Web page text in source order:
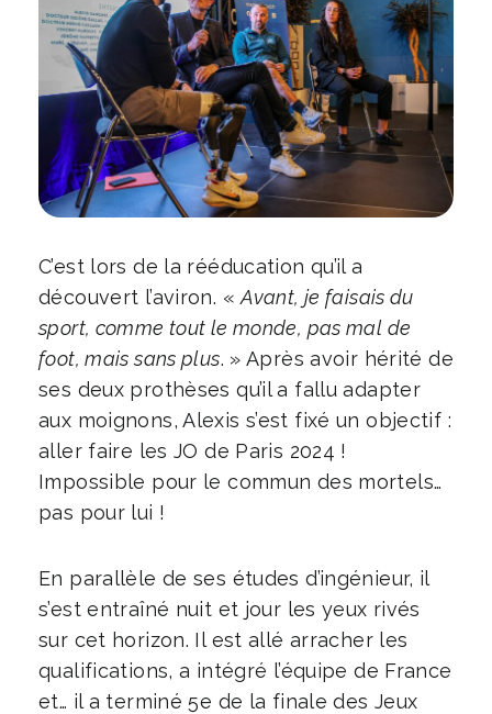
C’est lors de la rééducation qu’il a
découvert l’aviron. «Avant, je faisais du
sport, comme tout le monde, pas mal de
foot, mais sans plus. » Après avoir hérité de
ses deux prothèses qu’il a fallu adapter
aux moignons, Alexis s’est fixé un objectif :
aller faire les JO de Paris 2024 !
Impossible pour le commun des mortels…
pas pour lui !
En parallèle de ses études d’ingénieur, il
s’est entraîné nuit et jour les yeux rivés
sur cet horizon. Il est allé arracher les
qualifications, a intégré l’équipe de France
et… il a terminé 5e de la finale des Jeux